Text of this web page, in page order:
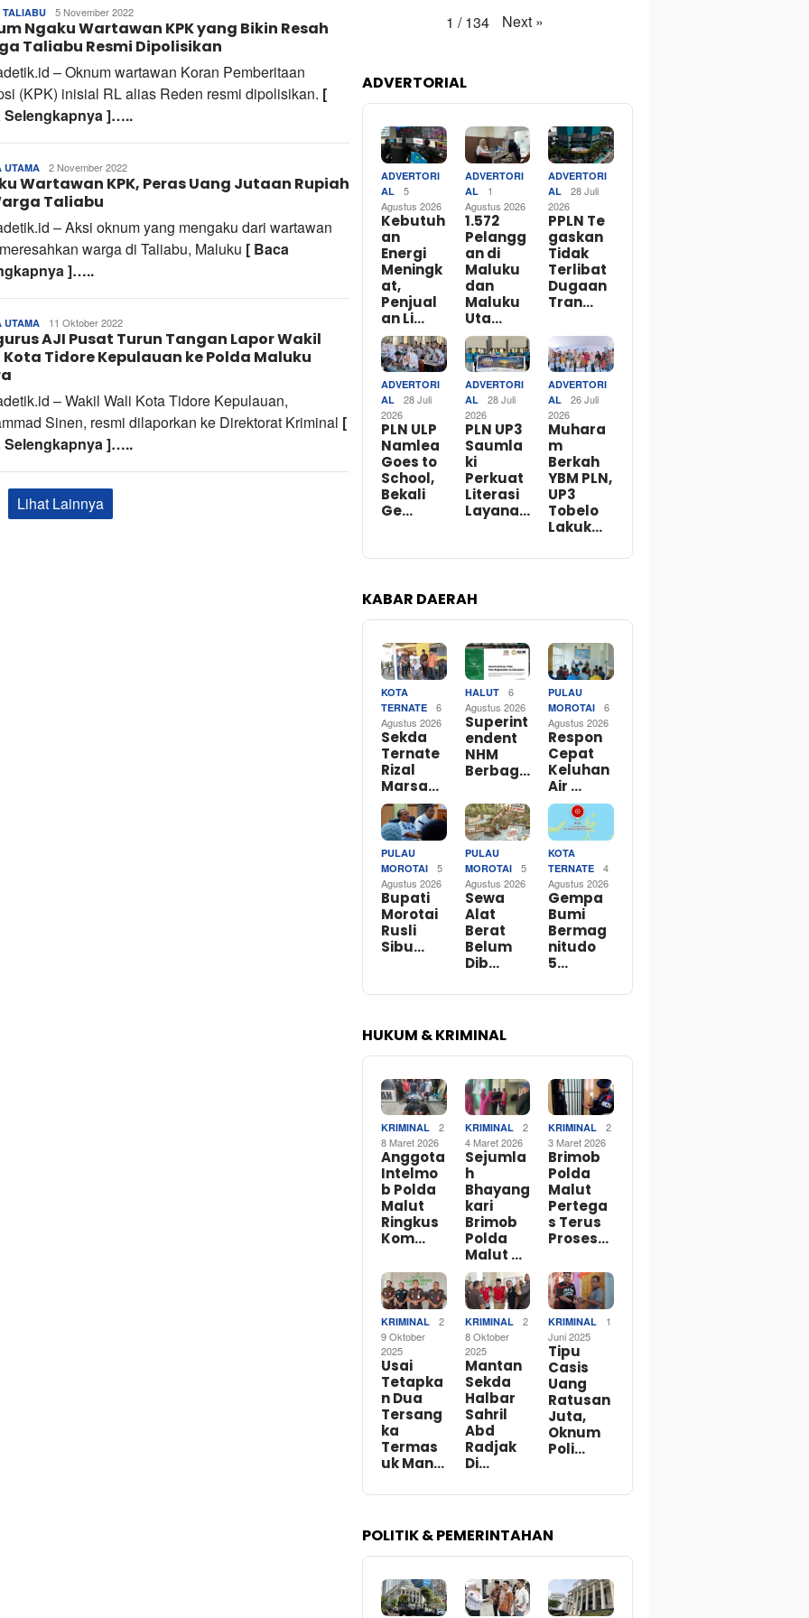
TALIABU Tim
Redaksi
5 November 2022
Ngaku Wartawan KPK yang Bikin Resah
Taliabu Resmi Dipolisikan
– Oknum wartawan Koran Pemberitaan
(KPK) inisial RL alias Reden resmi dipolisikan. [
Selengkapnya ]…..
UTAMA Tim
Redaksi
2 November 2022
Wartawan KPK, Peras Uang Jutaan Rupiah
Taliabu
– Aksi oknum yang mengaku dari wartawan
warga di Taliabu, Maluku [ Baca
]…..
UTAMA Tim
Redaksi
11 Oktober 2022
AJI Pusat Turun Tangan Lapor Wakil
Tidore Kepulauan ke Polda Maluku
– Wakil Wali Kota Tidore Kepulauan,
Sinen, resmi dilaporkan ke Direktorat Kriminal [
Selengkapnya ]…..
Lihat Lainnya
1 / 134 Next »
ADVERTORIAL
ADVERTORI
AL
5
Agustus 2026
Kebutuh
an
Energi
Meningk
at,
Penjual
an Li…
ADVERTORI
AL
1
Agustus 2026
1.572
Pelangg
an di
Maluku
dan
Maluku
Uta…
ADVERTORI
AL
28 Juli
2026
PPLN Te
gaskan
Tidak
Terlibat
Dugaan
Tran…
ADVERTORI
AL
28 Juli
2026
PLN ULP
Namlea
Goes to
School,
Bekali
Ge…
ADVERTORI
AL
28 Juli
2026
PLN UP3
Saumla
ki
Perkuat
Literasi
Layana…
ADVERTORI
AL
26 Juli
2026
Muhara
m
Berkah
YBM PLN,
UP3
Tobelo
Lakuk…
KABAR DAERAH
KOTA
TERNATE
6
Agustus 2026
Sekda
Ternate
Rizal
Marsa…
HALUT
6
Agustus 2026
Superint
endent
NHM
Berbag…
PULAU
MOROTAI
6
Agustus 2026
Respon
Cepat
Keluhan
Air …
PULAU
MOROTAI
5
Agustus 2026
Bupati
Morotai
Rusli
Sibu…
PULAU
MOROTAI
5
Agustus 2026
Sewa
Alat
Berat
Belum
Dib…
KOTA
TERNATE
4
Agustus 2026
Gempa
Bumi
Bermag
nitudo
5…
HUKUM & KRIMINAL
KRIMINAL
2
8 Maret 2026
Anggota
Intelmo
b Polda
Malut
Ringkus
Kom…
KRIMINAL
2
4 Maret 2026
Sejumla
h
Bhayang
kari
Brimob
Polda
Malut …
KRIMINAL
2
3 Maret 2026
Brimob
Polda
Malut
Pertega
s Terus
Proses…
KRIMINAL
2
9 Oktober
2025
Usai
Tetapka
n Dua
Tersang
ka
Termas
uk Man…
KRIMINAL
2
8 Oktober
2025
Mantan
Sekda
Halbar
Sahril
Abd
Radjak
Di…
KRIMINAL
1
Juni 2025
Tipu
Casis
Uang
Ratusan
Juta,
Oknum
Poli…
POLITIK & PEMERINTAHAN